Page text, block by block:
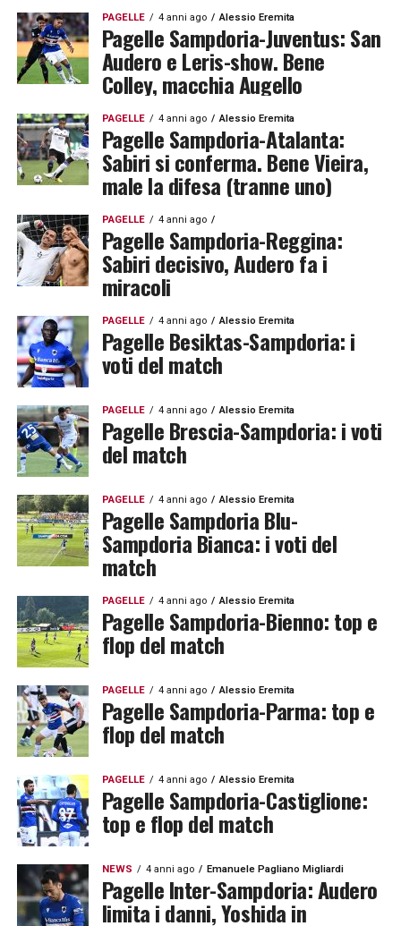
PAGELLE 4 anni ago Alessio Eremita
Pagelle Sampdoria-Juventus: San
Audero e Leris-show. Bene
Colley, macchia Augello
PAGELLE 4 anni ago Alessio Eremita
Pagelle Sampdoria-Atalanta:
Sabiri si conferma. Bene Vieira,
male la difesa (tranne uno)
PAGELLE 4 anni ago
Pagelle Sampdoria-Reggina:
Sabiri decisivo, Audero fa i
miracoli
PAGELLE 4 anni ago Alessio Eremita
Pagelle Besiktas-Sampdoria: i
voti del match
PAGELLE 4 anni ago Alessio Eremita
Pagelle Brescia-Sampdoria: i voti
del match
PAGELLE 4 anni ago Alessio Eremita
Pagelle Sampdoria Blu-
Sampdoria Bianca: i voti del
match
PAGELLE 4 anni ago Alessio Eremita
Pagelle Sampdoria-Bienno: top e
flop del match
PAGELLE 4 anni ago Alessio Eremita
Pagelle Sampdoria-Parma: top e
flop del match
PAGELLE 4 anni ago Alessio Eremita
Pagelle Sampdoria-Castiglione:
top e flop del match
NEWS 4 anni ago Emanuele Pagliano Migliardi
Pagelle Inter-Sampdoria: Audero
limita i danni, Yoshida in